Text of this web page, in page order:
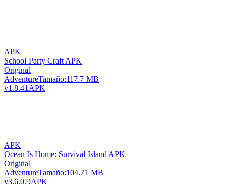
APK
School Party Craft APK
Original
AdventureTamaño:117.7 MB
v1.8.41 APK
APK
Ocean Is Home: Survival Island APK
Original
AdventureTamaño:104.71 MB
v3.6.0.9APK